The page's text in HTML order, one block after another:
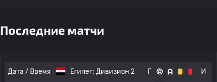
Последние матчи
Дата / Время Египет: Дивизион 2 Г И